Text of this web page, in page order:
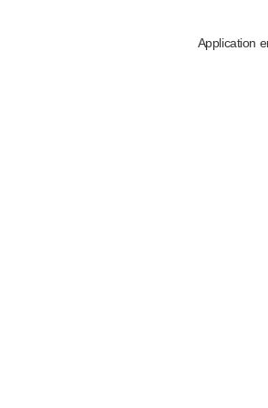
Application